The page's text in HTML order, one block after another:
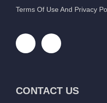
Terms Of Use And Privacy
CONTACT US